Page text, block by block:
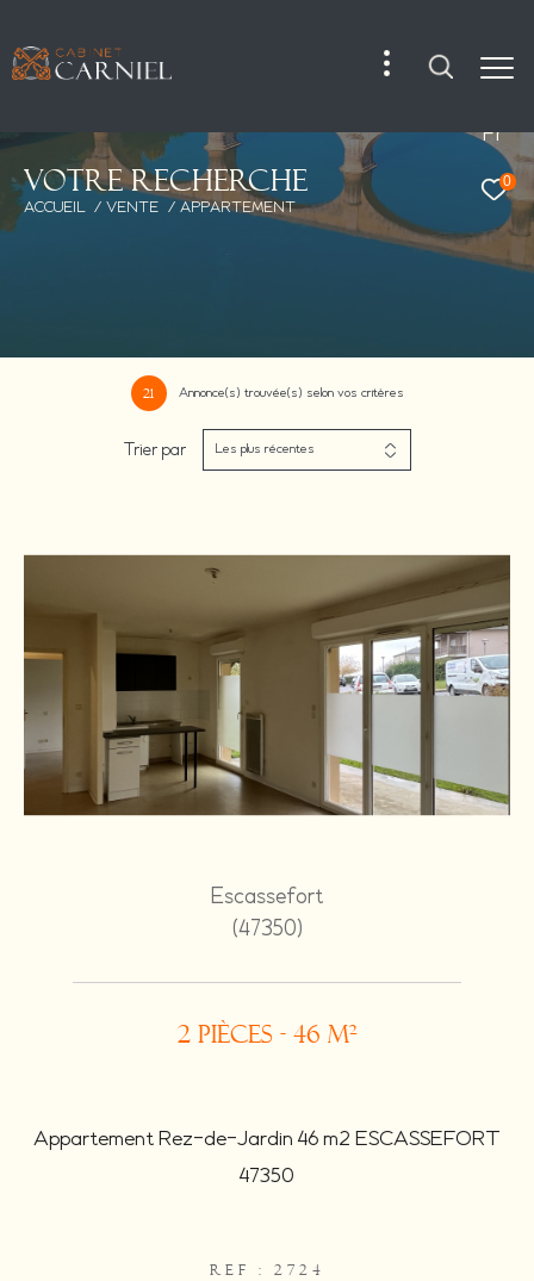
Fr
0
Votre recherche
ACCUEIL VENTE APPARTEMENT
21 Annonce(s) trouvée(s) selon vos critères
Trier par Les plus récentes
Escassefort
(47350)
2 pièces - 46 m²
Appartement Rez-de-Jardin 46 m2 ESCASSEFORT
47350
REF : 2724